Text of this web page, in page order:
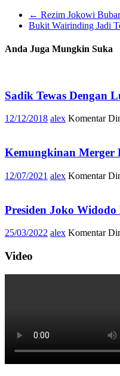
← Rezim Jokowi
Bukit Wairinding Jadi
Anda Juga Mungkin Suka
Sadik Tewas Dengan
12/12/2018 alex Komentar
Kemungkinan Merger
12/07/2021 alex Komentar
Presiden Joko
25/03/2022 alex Komentar
Video